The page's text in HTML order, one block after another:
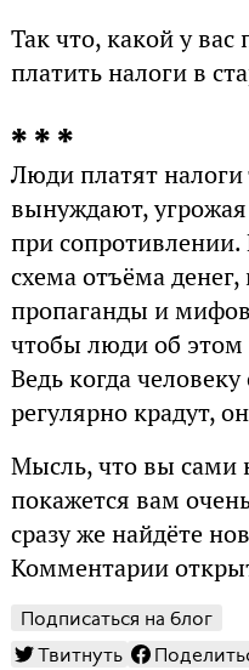
Так что, какой у
платить налоги в
* * *
Люди платят
вынуждают,
при
схема отъёма
пропаганды и
чтобы люди об этом
Ведь когда
регулярно крадут,
Мысль, что вы сами
покажется вам
сразу же найдёте
Комментарии
Подписаться на блог
Твитнуть